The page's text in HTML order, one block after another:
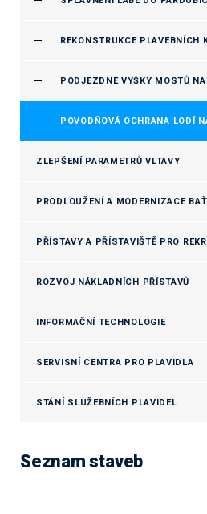
REKONSTRUKCE PLAVEBNÍCH
PODJEZDNÉ VÝŠKY MOSTŮ
POVODŇOVÁ OCHRANA LODÍ
ZLEPŠENÍ PARAMETRŮ VLTAVY
PRODLOUŽENÍ A MODERNIZACE
PŘÍSTAVY A PŘÍSTAVIŠTĚ PRO
ROZVOJ NÁKLADNÍCH PŘÍSTAVŮ
INFORMAČNÍ TECHNOLOGIE
SERVISNÍ CENTRA PRO PLAVIDLA
STÁNÍ SLUŽEBNÍCH PLAVIDEL
Seznam staveb